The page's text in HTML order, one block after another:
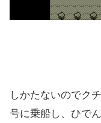
しかたないのでク
号に乗船し、ひで